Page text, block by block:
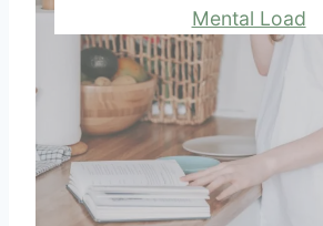
Mental Load